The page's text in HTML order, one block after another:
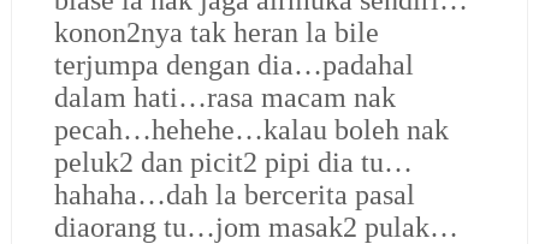
konon2nya tak heran la bile
terjumpa dengan dia…padahal
dalam hati…rasa macam nak
pecah…hehehe…kalau boleh nak
peluk2 dan picit2 pipi dia tu…
hahaha…dah la bercerita pasal
diaorang tu…jom masak2 pulak…